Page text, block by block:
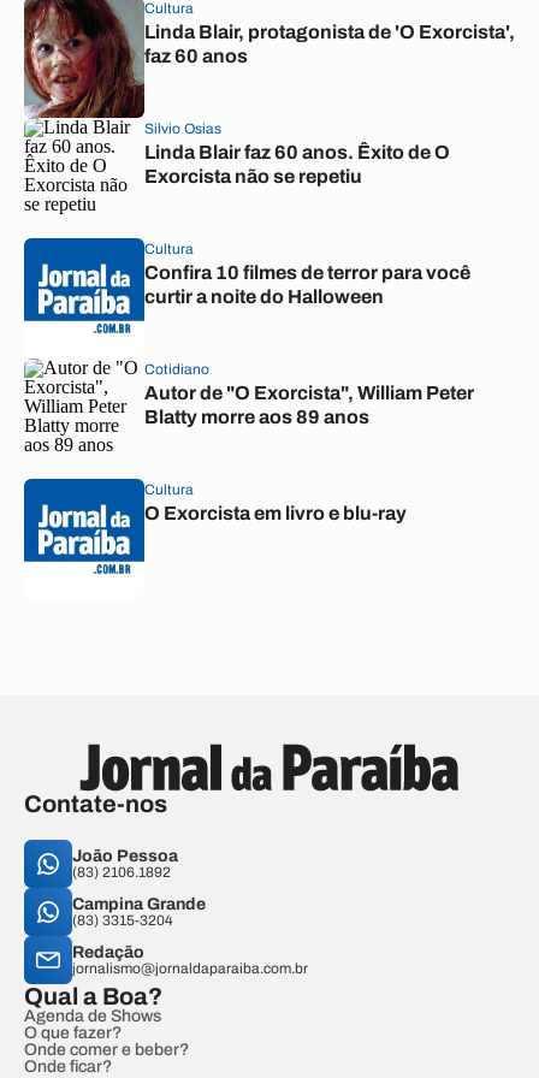
Cultura
Linda Blair, protagonista de 'O Exorcista',
faz 60 anos
Silvio Osias
Linda Blair faz 60 anos. Êxito de O
Exorcista não se repetiu
Cultura
Confira 10 filmes de terror para você
curtir a noite do Halloween
Cotidiano
Autor de "O Exorcista", William Peter
Blatty morre aos 89 anos
Cultura
O Exorcista em livro e blu-ray
Contate-nos
João Pessoa
(83) 2106.1892
Campina Grande
(83) 3315-3204
Redação
jornalismo@jornaldaparaiba.com.br
Qual a Boa?
Agenda de Shows
O que fazer?
Onde comer e beber?
Onde ficar?